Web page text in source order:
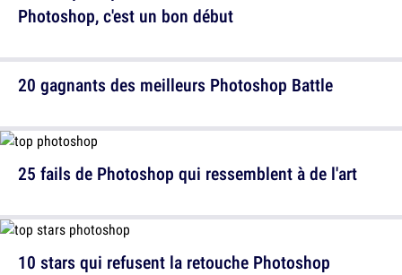
Photoshop, c'est un bon début
25 fails de Photoshop qui ressemblent à de l'art
20 gagnants des meilleurs Photoshop Battle
10 stars qui refusent la retouche Photoshop